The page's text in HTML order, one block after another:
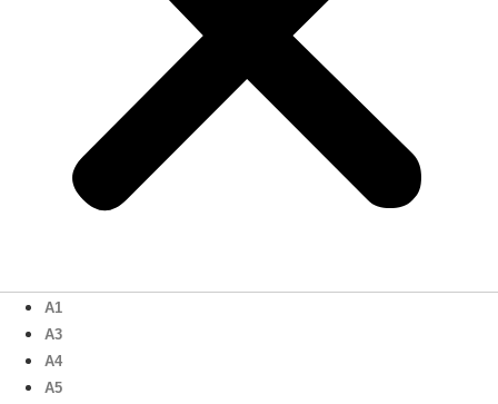
A1
A3
A4
A5